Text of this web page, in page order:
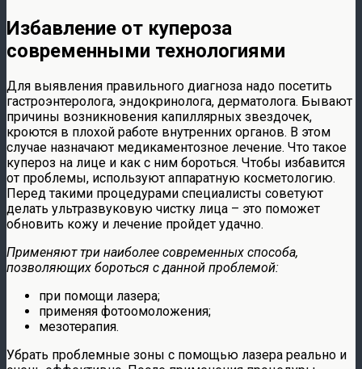
Избавление от купероза
современными технологиями
Для выявления правильного диагноза надо посетить
гастроэнтеролога, эндокринолога, дерматолога. Бывают
причины возникновения капиллярных звездочек,
кроются в плохой работе внутренних органов. В этом
случае назначают медикаментозное лечение. Что такое
купероз на лице и как с ним бороться. Чтобы избавится
от проблемы, используют аппаратную косметологию.
Перед такими процедурами специалисты советуют
делать ультразвуковую чистку лица – это поможет
обновить кожу и лечение пройдет удачно.
Применяют три наиболее современных способа,
позволяющих бороться с данной проблемой:
при помощи лазера;
применяя фотоомоложения;
мезотерапия.
Убрать проблемные зоны с помощью лазера реально и